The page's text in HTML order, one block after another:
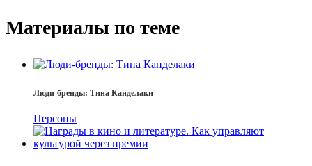
Материалы по теме
Люди-бренды: Тина Канделаки
Персоны